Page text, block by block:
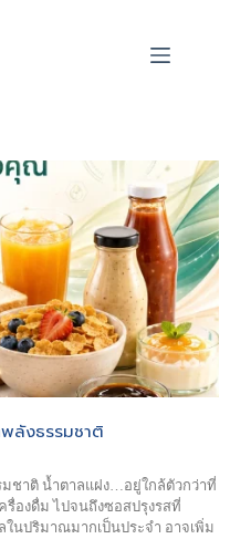
ลังธรรมชาติ
มชาติ น้ำตาลแฝง…อยู่ใกล้ตัวกว่าที่
รื่องดื่ม ไปจนถึงซอสปรุงรสที่
นปริมาณมากเป็นประจำ อาจเพิ่ม